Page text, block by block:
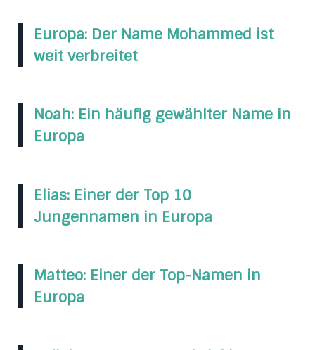
Europa: Der Name Mohammed ist
weit verbreitet
Noah: Ein häufig gewählter Name in
Europa
Elias: Einer der Top 10
Jungennamen in Europa
Matteo: Einer der Top-Namen in
Europa